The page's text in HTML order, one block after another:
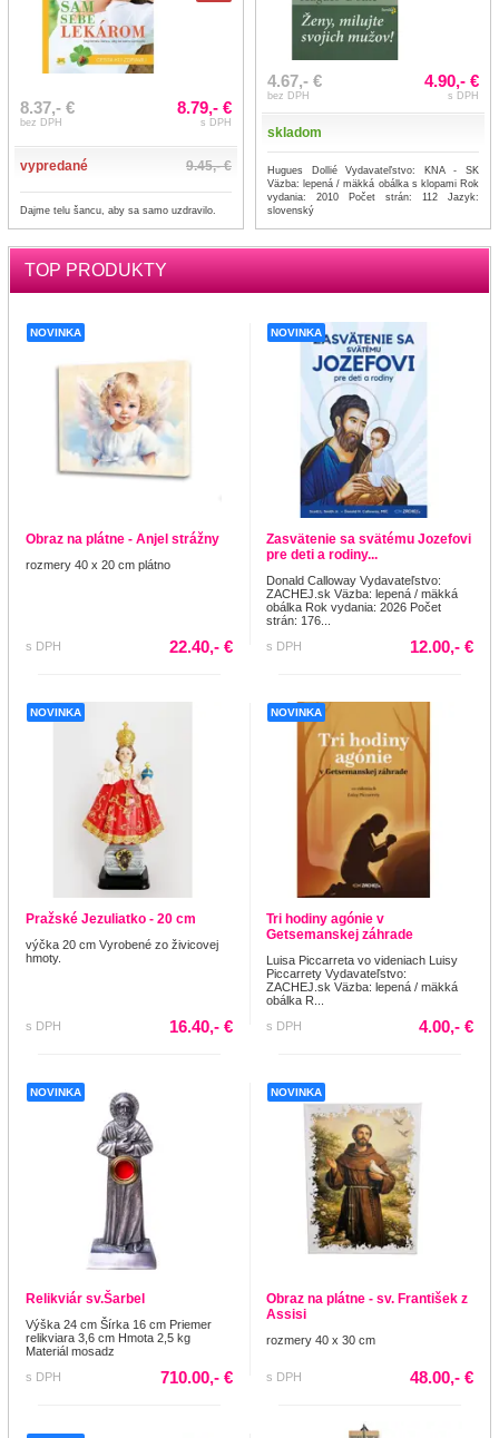
8.37,- €
bez DPH
8.79,- €
s DPH
vypredané 9.45,- €
Dajme telu šancu, aby sa samo uzdravilo.
4.67,- €
bez DPH
4.90,- €
s DPH
skladom
Hugues Dollié Vydavateľstvo: KNA - SK
Väzba: lepená / mäkká obálka s klopami Rok
vydania: 2010 Počet strán: 112 Jazyk:
slovenský
TOP PRODUKTY
NOVINKA
Obraz na plátne - Anjel strážny
rozmery 40 x 20 cm plátno
s DPH 22.40,- €
NOVINKA
Zasvätenie sa svätému Jozefovi
pre deti a rodiny...
Donald Calloway Vydavateľstvo:
ZACHEJ.sk Väzba: lepená / mäkká
obálka Rok vydania: 2026 Počet
strán: 176...
s DPH
12.00,- €
NOVINKA
Pražské Jezuliatko - 20 cm
výčka 20 cm Vyrobené zo živicovej
hmoty.
s DPH 16.40,- €
NOVINKA
Tri hodiny agónie v
Getsemanskej záhrade
Luisa Piccarreta vo videniach Luisy
Piccarrety Vydavateľstvo:
ZACHEJ.sk Väzba: lepená / mäkká
obálka R...
s DPH
4.00,- €
NOVINKA
Relikviár sv.Šarbel
Výška 24 cm Šírka 16 cm Priemer
relikviara 3,6 cm Hmota 2,5 kg
Materiál mosadz
s DPH
710.00,- €
NOVINKA
Obraz na plátne - sv. František z
Assisi
rozmery 40 x 30 cm
s DPH 48.00,- €